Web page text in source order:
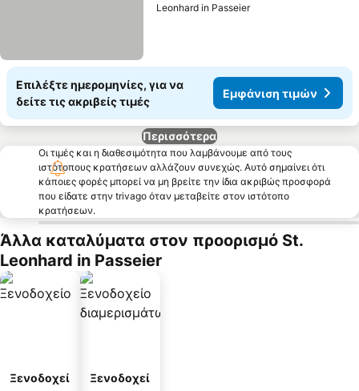
Leonhard in Passeier
Επιλέξτε ημερομηνίες, για να
δείτε τις ακριβείς τιμές
Εμφάνιση τιμών
Περισσότερα
Οι τιμές και η διαθεσιμότητα που λαμβάνουμε από τους
ιστότοπους κρατήσεων αλλάζουν συνεχώς. Αυτό σημαίνει ότι
κάποιες φορές μπορεί να μη βρείτε την ίδια ακριβώς προσφορά
που είδατε στην trivago όταν μεταβείτε στον ιστότοπο
κρατήσεων.
Άλλα καταλύματα στον προορισμό St.
Leonhard in Passeier
Ξενοδοχεί
Ξενοδοχεί